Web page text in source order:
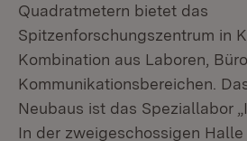
Quadratmetern bietet das
Spitzenforschungszentrum in
Kombination aus Laboren,
Kommunikationsbereichen.
Neubaus ist das Speziallabor
In der zweigeschossigen